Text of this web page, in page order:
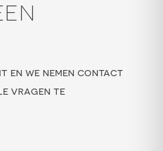
en we nemen contact
vragen te